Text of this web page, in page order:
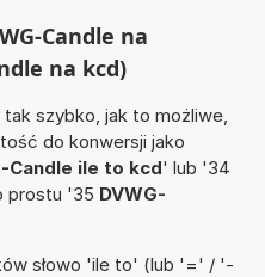
Candle na
na kcd)
szybko, jak to możliwe,
do konwersji jako
Candle ile to kcd' lub '34
prostu '35 DVWG-
słowo 'ile to' (lub '=' / '-